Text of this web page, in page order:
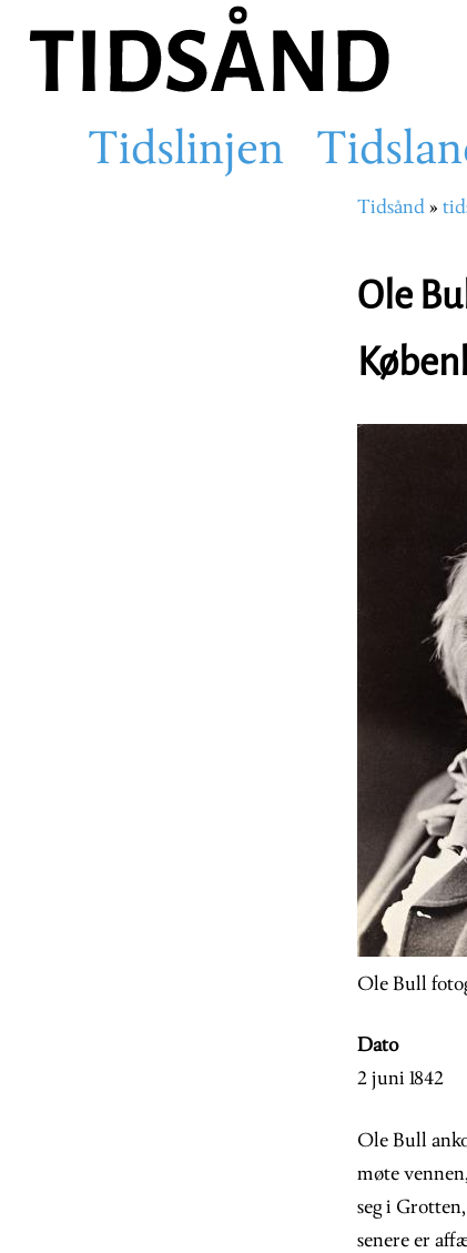
hovedinnhold
Main
Tidslinjen
Tidsånd
Ole
Ole Bull
Dato
2 juni 1842
Ole Bull
møte
seg i
senere er